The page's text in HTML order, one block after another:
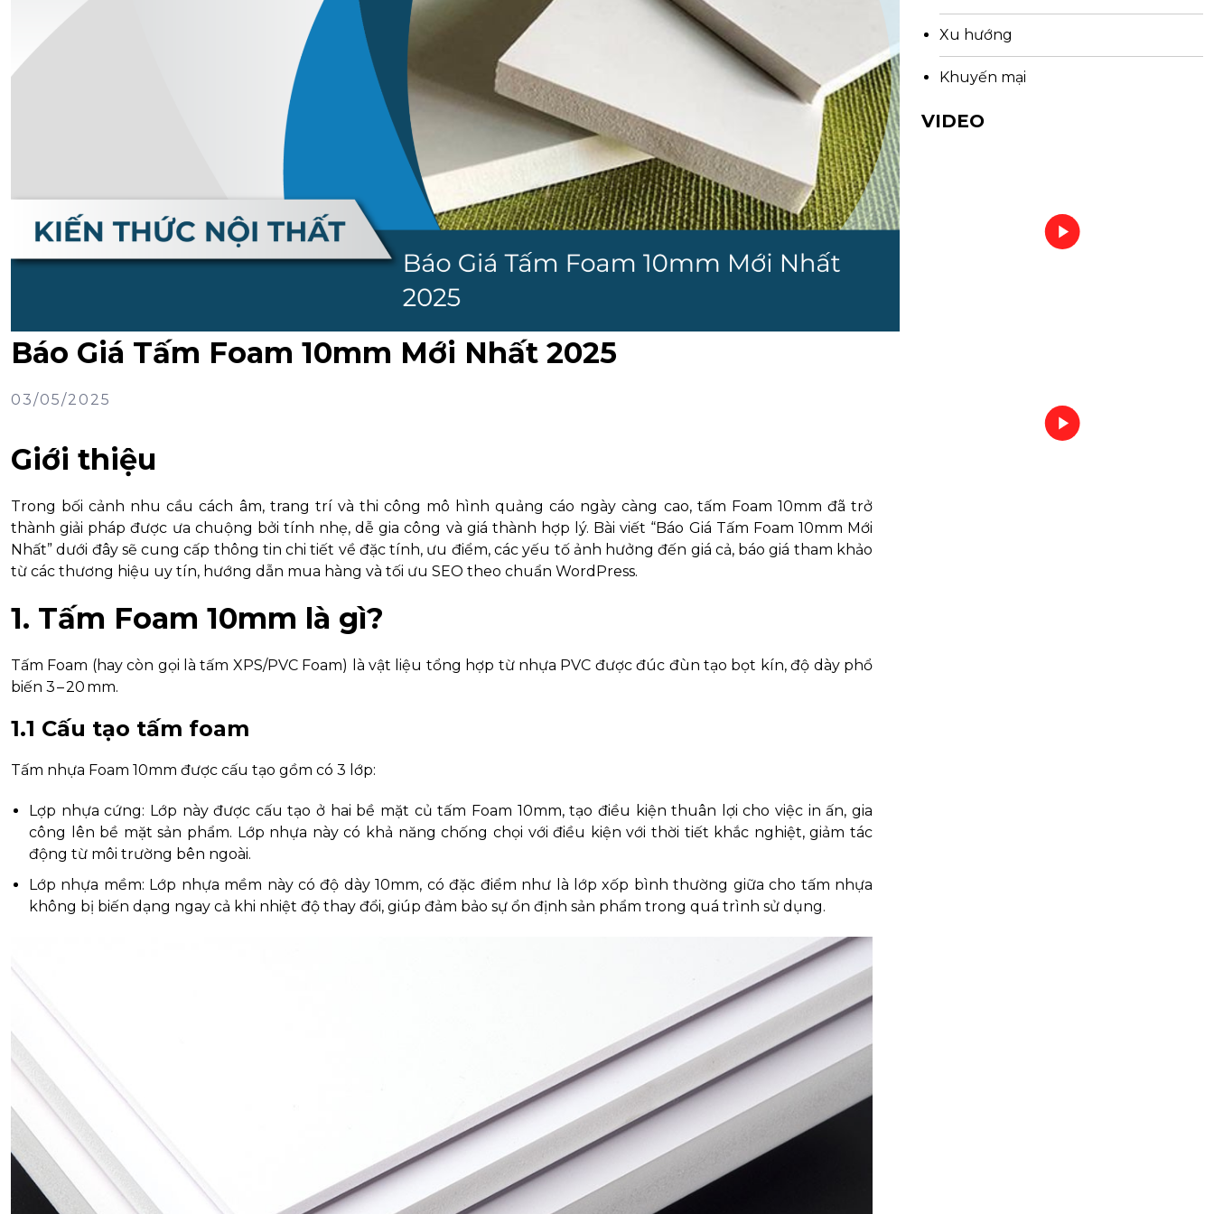
Báo Giá Tấm Foam 10mm Mới Nhất 2025
03/05/2025
Giới thiệu
Trong bối cảnh nhu cầu cách âm, trang trí và thi công mô hình quảng cáo ngày càng cao, tấm Foam 10mm đã trở
thành giải pháp được ưa chuộng bởi tính nhẹ, dễ gia công và giá thành hợp lý. Bài viết “Báo Giá Tấm Foam 10mm Mới
Nhất” dưới đây sẽ cung cấp thông tin chi tiết về đặc tính, ưu điểm, các yếu tố ảnh hưởng đến giá cả, báo giá tham khảo
từ các thương hiệu uy tín, hướng dẫn mua hàng và tối ưu SEO theo chuẩn WordPress.
1. Tấm Foam 10mm là gì?
Tấm Foam (hay còn gọi là tấm XPS/PVC Foam) là vật liệu tổng hợp từ nhựa PVC được đúc đùn tạo bọt kín, độ dày phổ
biến 3 – 20 mm.
1.1 Cấu tạo tấm foam
Tấm nhựa Foam 10mm được cấu tạo gồm có 3 lớp:
Lợp nhựa cứng: Lớp này được cấu tạo ở hai bề mặt củ tấm Foam 10mm, tạo điều kiện thuân lợi cho việc in ấn, gia
công lên bề mặt sản phẩm. Lớp nhựa này có khả năng chống chọi với điều kiện với thời tiết khắc nghiệt, giảm tác
động từ môi trường bên ngoài.
Lớp nhựa mềm: Lớp nhựa mềm này có độ dày 10mm, có đặc điểm như là lớp xốp bình thường giữa cho tấm nhựa
không bị biến dạng ngay cả khi nhiệt độ thay đổi, giúp đảm bảo sự ổn định sản phẩm trong quá trình sử dụng.
Xu hướng
Khuyến mại
VIDEO